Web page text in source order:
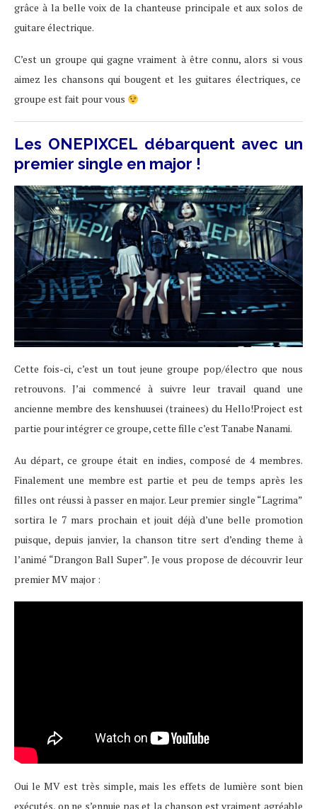
grâce à la belle voix de la chanteuse principale et aux solos de
guitare électrique.
C’est un groupe qui gagne vraiment à être connu, alors si vous
aimez les chansons qui bougent et les guitares électriques, ce
groupe est fait pour vous
Les ONEPIXCEL débarquent avec un
premier single en major !
Cette fois-ci, c’est un tout jeune groupe pop/électro que nous
retrouvons. J’ai commencé à suivre leur travail quand une
ancienne membre des kenshuusei (trainees) du Hello!Project est
partie pour intégrer ce groupe, cette fille c’est Tanabe Nanami.
Au départ, ce groupe était en indies, composé de 4 membres.
Finalement une membre est partie et peu de temps après les
filles ont réussi à passer en major. Leur premier single “Lagrima”
sortira le 7 mars prochain et jouit déjà d’une belle promotion
puisque, depuis janvier, la chanson titre sert d’ending theme à
l’animé “Drangon Ball Super”. Je vous propose de découvrir leur
premier MV major :
Oui le MV est très simple, mais les effets de lumière sont bien
exécutés, on ne s’ennuie pas et la chanson est vraiment agréable